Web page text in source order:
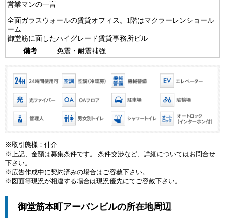
営業マンの一言
全面ガラスウォールの賃貸オフィス。1階はマクラーレンショール
ーム
御堂筋に面したハイグレード賃貸事務所ビル
備考
免震・耐震補強
※取引態様：仲介
※上記、金額は募集条件です。 条件交渉など、詳細についてはお問合せ
下さい。
※広告作成中に契約済みの場合はご容赦下さい。
※図面等現況が相違する場合は現況優先にてご容赦下さい。
御堂筋本町アーバンビルの所在地周辺